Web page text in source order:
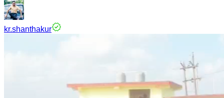
kr.shanthakur